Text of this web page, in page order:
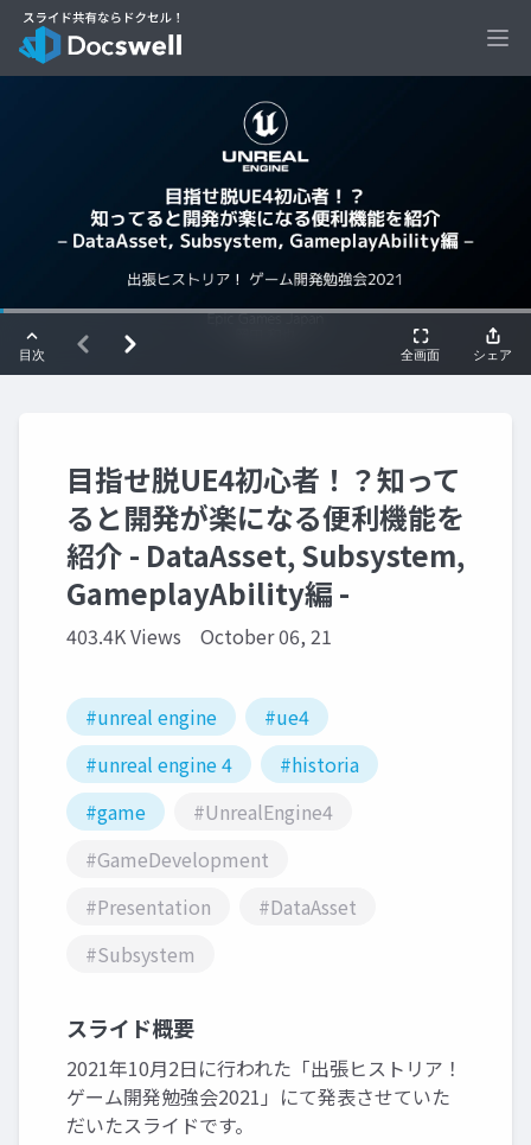
目指せ脱UE4初心者！？知って
ると開発が楽になる便利機能を
紹介 - DataAsset, Subsystem,
GameplayAbility編 -
403.4K Views October 06, 21
#unreal engine
#ue4
#unreal engine 4
#historia
#game
#UnrealEngine4
#GameDevelopment
#Presentation
#DataAsset
#Subsystem
スライド概要
2021年10月2日に行われた「出張ヒストリア！
ゲーム開発勉強会2021」にて発表させていた
だいたスライドです。